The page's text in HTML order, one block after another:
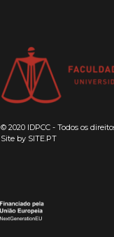
© 2020 IDPCC - Todos os
Site by SITE.PT